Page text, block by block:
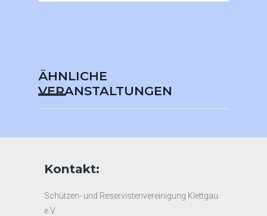
ÄHNLICHE
VERANSTALTUNGEN
Kontakt:
Schützen- und Reservistenvereinigung Klettgau
e.V.